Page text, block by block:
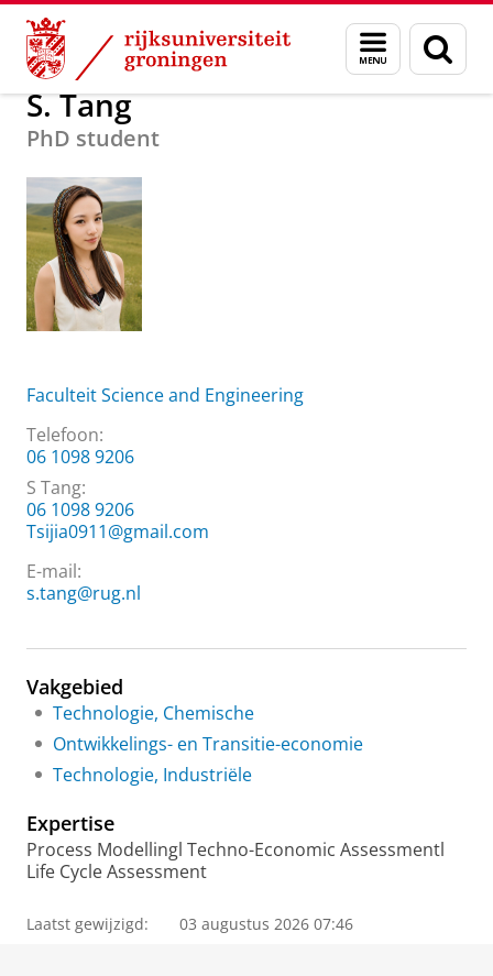
Skip
Content
Skip
Navigation
Menu
en
zoeken
Over ons Praktische zaken Waar vindt u ons S. Tang
S. Tang
PhD student
Faculteit Science and Engineering
Telefoon:
06 1098 9206
S Tang:
06 1098 9206
Tsijia0911@gmail.com
E-mail:
s.tang@rug.nl
Vakgebied
Technologie, Chemische
Ontwikkelings- en Transitie-economie
Technologie, Industriële
Expertise
Process Modellingl Techno-Economic Assessmentl
Life Cycle Assessment
Laatst gewijzigd: 03 augustus 2026 07:46